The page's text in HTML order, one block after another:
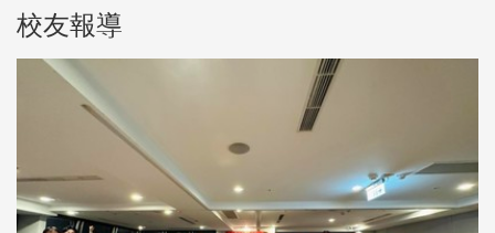
校友報導